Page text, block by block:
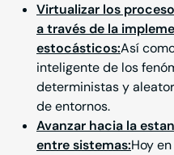
Virtualizar los
a través de la
estocásticos:Así
inteligente de los
deterministas y
de entornos.
Avanzar hacia la
entre sistemas:Hoy